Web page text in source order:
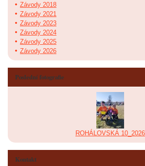
Závody 2018
Závody 2021
Závody 2023
Závody 2024
Závody 2025
Závody 2026
Poslední fotografie
ROHÁLOVSKÁ 10_2026
Kontakt